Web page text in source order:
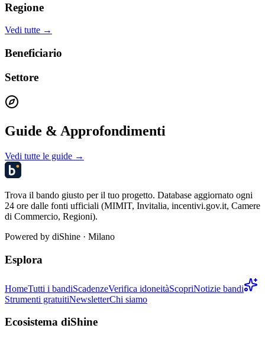
Regione
Vedi tutte →
Beneficiario
Settore
Guide & Approfondimenti
Vedi tutte le guide →
Trova il bando giusto per il tuo progetto. Database aggiornato ogni
24 ore dalle fonti ufficiali (MIMIT, Invitalia, incentivi.gov.it, Camere
di Commercio, Regioni).
Powered by diShine · Milano
Esplora
HomeTutti i bandiScadenzeVerifica idoneitàScopriNotizie bandi
Strumenti gratuitiNewsletterChi siamo
Ecosistema diShine